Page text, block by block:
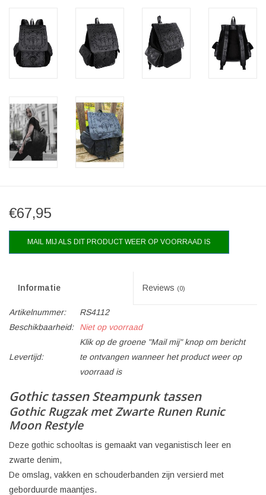
€67,95
MAIL MIJ ALS DIT PRODUCT WEER OP VOORRAAD IS
Informatie Reviews (0)
Artikelnummer:
RS4112
Beschikbaarheid:
Niet op voorraad
Levertijd:
Klik op de groene "Mail mij" knop om bericht
te ontvangen wanneer het product weer op
voorraad is
Gothic tassen Steampunk tassen
Gothic Rugzak met Zwarte Runen Runic
Moon Restyle
Deze gothic schooltas is gemaakt van veganistisch leer en
zwarte denim,
De omslag, vakken en schouderbanden zijn versierd met
geborduurde maantjes.